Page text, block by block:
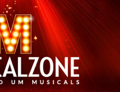
Musicalzone.de